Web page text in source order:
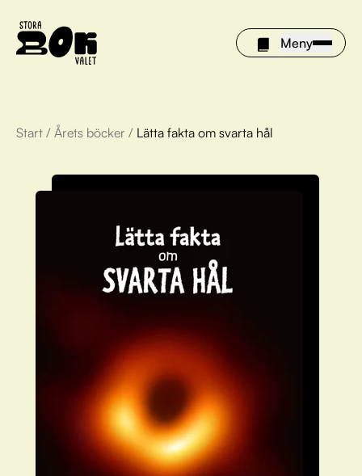
Meny
Årets böcker
Om Stora bokvalet
Olivia tipsar
Vinnare
För bibliotek
Start / Årets böcker / Lätta fakta om svarta hål